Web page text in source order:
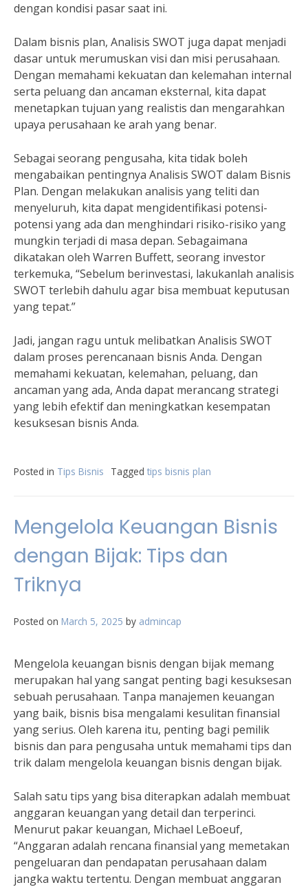
dengan kondisi pasar saat ini.
Dalam bisnis plan, Analisis SWOT juga dapat menjadi
dasar untuk merumuskan visi dan misi perusahaan.
Dengan memahami kekuatan dan kelemahan internal
serta peluang dan ancaman eksternal, kita dapat
menetapkan tujuan yang realistis dan mengarahkan
upaya perusahaan ke arah yang benar.
Sebagai seorang pengusaha, kita tidak boleh
mengabaikan pentingnya Analisis SWOT dalam Bisnis
Plan. Dengan melakukan analisis yang teliti dan
menyeluruh, kita dapat mengidentifikasi potensi-
potensi yang ada dan menghindari risiko-risiko yang
mungkin terjadi di masa depan. Sebagaimana
dikatakan oleh Warren Buffett, seorang investor
terkemuka, “Sebelum berinvestasi, lakukanlah analisis
SWOT terlebih dahulu agar bisa membuat keputusan
yang tepat.”
Jadi, jangan ragu untuk melibatkan Analisis SWOT
dalam proses perencanaan bisnis Anda. Dengan
memahami kekuatan, kelemahan, peluang, dan
ancaman yang ada, Anda dapat merancang strategi
yang lebih efektif dan meningkatkan kesempatan
kesuksesan bisnis Anda.
Posted in Tips Bisnis Tagged tips bisnis plan
Mengelola Keuangan Bisnis
dengan Bijak: Tips dan
Triknya
Posted on March 5, 2025 by admincap
Mengelola keuangan bisnis dengan bijak memang
merupakan hal yang sangat penting bagi kesuksesan
sebuah perusahaan. Tanpa manajemen keuangan
yang baik, bisnis bisa mengalami kesulitan finansial
yang serius. Oleh karena itu, penting bagi pemilik
bisnis dan para pengusaha untuk memahami tips dan
trik dalam mengelola keuangan bisnis dengan bijak.
Salah satu tips yang bisa diterapkan adalah membuat
anggaran keuangan yang detail dan terperinci.
Menurut pakar keuangan, Michael LeBoeuf,
“Anggaran adalah rencana finansial yang memetakan
pengeluaran dan pendapatan perusahaan dalam
jangka waktu tertentu. Dengan membuat anggaran